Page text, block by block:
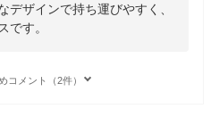
デザインで持ち運びやすく、
です。
コメント（2件）